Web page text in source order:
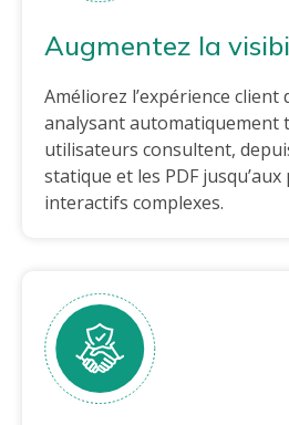
Augmentez la
Améliorez l’expérience
analysant automatiquement
utilisateurs consultent,
statique et les PDF
interactifs complexes.